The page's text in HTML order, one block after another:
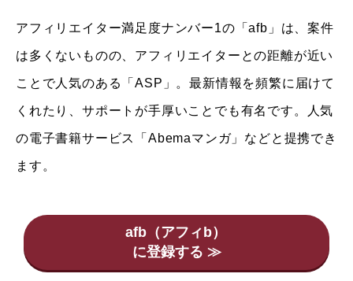
アフィリエイター満足度ナンバー1の「afb」は、案件
は多くないものの、アフィリエイターとの距離が近い
ことで人気のある「ASP」。最新情報を頻繁に届けて
くれたり、サポートが手厚いことでも有名です。人気
の電子書籍サービス「Abemaマンガ」などと提携でき
ます。
afb（アフィb）